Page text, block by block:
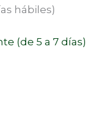
hábiles)
(de 5 a 7 días)